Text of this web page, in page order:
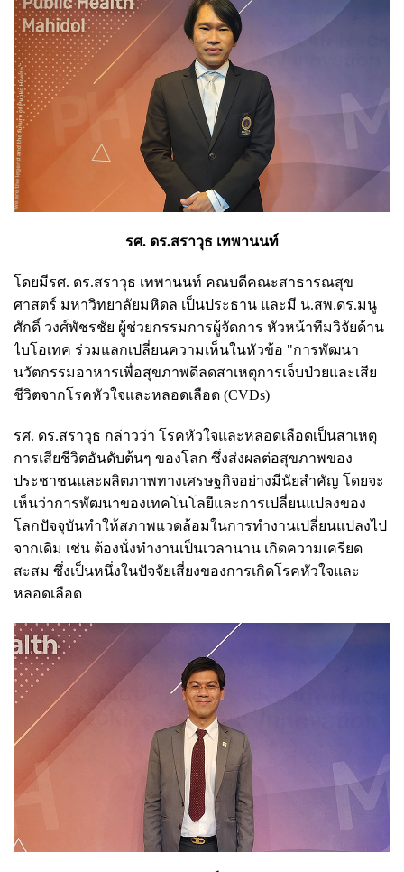
รศ. ดร.สราวุธ เทพานนท์
โดยมีรศ. ดร.สราวุธ เทพานนท์ คณบดีคณะสาธารณสุข
ศาสตร์ มหาวิทยาลัยมหิดล เป็นประธาน และมี น.สพ.ดร.มนู
ศักดิ์ วงศ์พัชรชัย ผู้ช่วยกรรมการผู้จัดการ หัวหน้าทีมวิจัยด้าน
ไบโอเทค ร่วมแลกเปลี่ยนความเห็นในหัวข้อ "การพัฒนา
นวัตกรรมอาหารเพื่อสุขภาพดีลดสาเหตุการเจ็บป่วยและเสีย
ชีวิตจากโรคหัวใจและหลอดเลือด (CVDs)
รศ. ดร.สราวุธ กล่าวว่า โรคหัวใจและหลอดเลือดเป็นสาเหตุ
การเสียชีวิตอันดับต้นๆ ของโลก ซึ่งส่งผลต่อสุขภาพของ
ประชาชนและผลิตภาพทางเศรษฐกิจอย่างมีนัยสำคัญ โดยจะ
เห็นว่าการพัฒนาของเทคโนโลยีและการเปลี่ยนแปลงของ
โลกปัจจุบันทำให้สภาพแวดล้อมในการทำงานเปลี่ยนแปลงไป
จากเดิม เช่น ต้องนั่งทำงานเป็นเวลานาน เกิดความเครียด
สะสม ซึ่งเป็นหนึ่งในปัจจัยเสี่ยงของการเกิดโรคหัวใจและ
หลอดเลือด